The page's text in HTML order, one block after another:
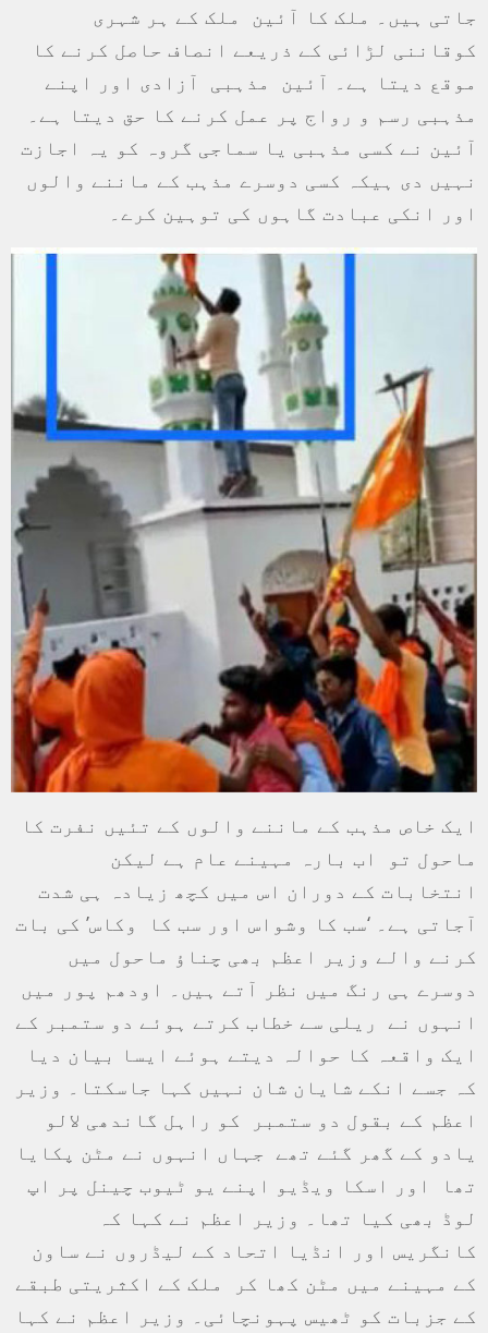
جاتی ہیں۔ ملک کا آئین ملک کے ہر شہری
کوقاننی لڑائی کے ذریعے انصاف حاصل کرنے کا
موقع دیتا ہے۔ آئین مذہبی آزادی اور اپنے
مذہبی رسم و رواج پر عمل کرنے کا حق دیتا ہے۔
آئین نے کسی مذہبی یا سماجی گروہ کو یہ اجازت
نہیں دی ہیکہ کسی دوسرے مذہب کے ماننے والوں
اور انکی عبادت گاہوں کی توہین کرے۔
ایک خاص مذہب کے ماننے والوں کے تئیں نفرت کا
ماحول تو اب بارہ مہینے عام ہے لیکن
انتخابات کے دوران اس میں کچھ زیادہ ہی شدت
آجاتی ہے۔ ‘سب کا وشواس اور سب کا وکاس’ کی بات
کرنے والے وزیر اعظم بھی چناؤ ماحول میں
دوسرے ہی رنگ میں نظر آتے ہیں۔ اودھم پور میں
انہوں نے ریلی سے خطاب کرتے ہوئے دو ستمبر کے
ایک واقعہ کا حوالہ دیتے ہوئے ایسا بیان دیا
کہ جسے انکے شایان شان نہیں کہا جاسکتا۔ وزیر
اعظم کے بقول دو ستمبر کو راہل گاندھی لالو
یادو کے گھر گئے تھے جہاں انہوں نے مٹن پکایا
تھا اور اسکا ویڈیو اپنے یو ٹیوب چینل پر اپ
لوڈ بھی کیا تھا۔ وزیر اعظم نے کہا کہ
کانگریس اور انڈیا اتحاد کے لیڈروں نے ساون
کے مہینے میں مٹن کھا کر ملک کے اکثریتی طبقے
کے جزبات کو ٹھیس پہونچائی۔ وزیر اعظم نے کہا